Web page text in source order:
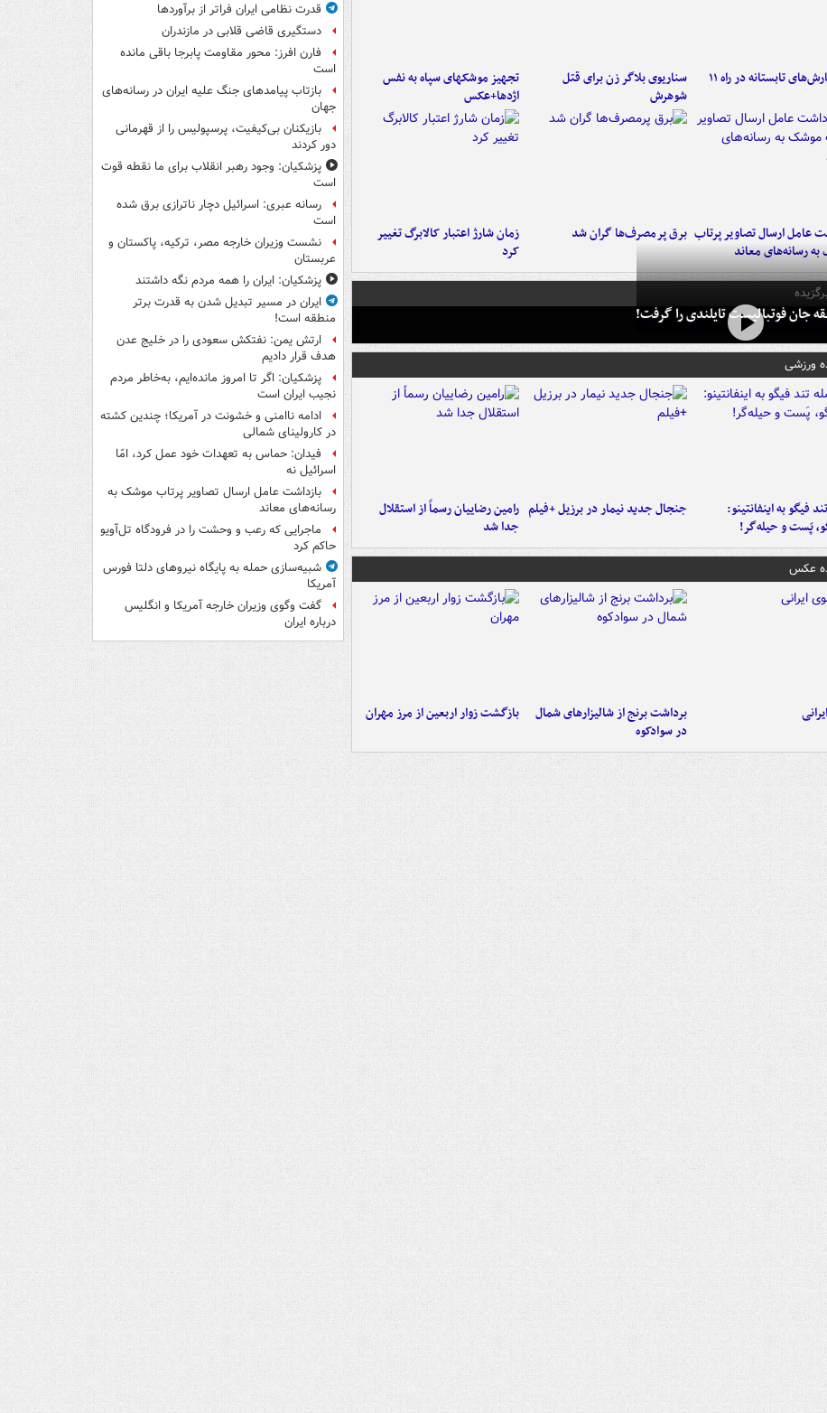
موج بارش‌های تابستانه در راه ۱۱
سناریوی بلاگر زن برای قتل
شوهرش
تجهیز موشکهای سپاه به نفس
اژدها+عکس
عامل ارسال تصاویر پرتاب
رسانه‌های معاند
برق پرمصرف‌ها گران شد
زمان شارژ اعتبار کالابرگ تغییر
کرد
جان فوتبالیست تایلندی را گرفت!
ورزشی
فیگو به اینفانتینو:
پَست‌ و حیله‌گر!
جنجال جدید نیمار در برزیل +فیلم رامین رضاییان رسماً از استقلال
جدا شد
عکس
برداشت برنج از شالیزارهای شمال
در سوادکوه
بازگشت زوار اربعین از مرز مهران
قدرت نظامی ایران فراتر از برآوردها
دستگیری قاضی قلابی در مازندران
فارن افرز: محور مقاومت پابرجا باقی مانده
است
بازتاب پیامدهای جنگ علیه ایران در رسانه‌های
جهان
بازیکنان بی‌کیفیت، پرسپولیس را از قهرمانی
دور کردند
پزشکیان: وجود رهبر انقلاب برای ما نقطه قوت
است
رسانه عبری: اسرائیل دچار ناترازی برق شده
است
نشست وزیران خارجه مصر، ترکیه، پاکستان و
عربستان
پزشکیان: ایران را همه مردم نگه داشتند
ایران در مسیر تبدیل شدن به قدرت برتر
منطقه است!
ارتش یمن: نفتکش سعودی را در خلیج عدن
هدف قرار دادیم
پزشکیان: اگر تا امروز مانده‌ایم، به‌خاطر مردم
نجیب ایران است
ادامه ناامنی و خشونت در آمریکا؛ چندین کشته
در کارولینای شمالی
فیدان: حماس به تعهدات خود عمل کرد، امّا
اسرائیل نه
بازداشت عامل ارسال تصاویر پرتاب موشک به
رسانه‌های معاند
ماجرایی که رعب و وحشت را در فرودگاه تل‌آویو
حاکم کرد
شبیه‌سازی حمله به پایگاه نیروهای دلتا فورس
آمریکا
گفت وگوی وزیران خارجه آمریکا و انگلیس
درباره ایران